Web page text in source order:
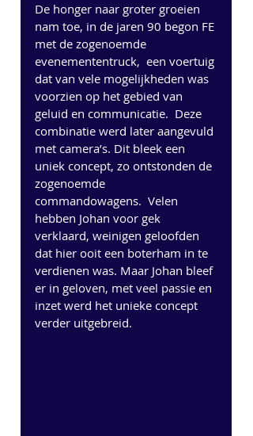
De honger naar groter groeien
nam toe, in de jaren 90 begon FE
met de zogenoemde
evenemententruck,  een voertuig
dat van vele mogelijkheden was
voorzien op het gebied van
geluid en communicatie.  Deze
combinatie werd later aangevuld
met camera’s. Dit bleek een
uniek concept, zo ontstonden de
zogenoemde
commandowagens.  Velen
hebben Johan voor gek
verklaard, weinigen geloofden
dat hier ooit een boterham in te
verdienen was. Maar Johan bleef
er in geloven, met veel passie en
inzet werd het unieke concept
verder uitgebreid.